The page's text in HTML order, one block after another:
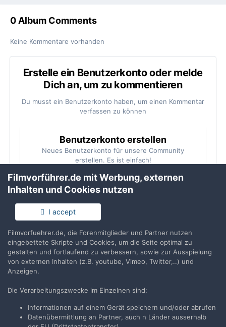
0 Album Comments
Keine Kommentare vorhanden
Erstelle ein Benutzerkonto oder melde
Dich an, um zu kommentieren
Du musst ein Benutzerkonto haben, um einen Kommentar
verfassen zu können
Benutzerkonto erstellen
Neues Benutzerkonto für unsere Community
erstellen. Es ist einfach!
Neues Benutzerkonto erstellen
Anmelden
an.
Jetzt anmelden
Filmvorführer.de mit Werbung, externen
Inhalten und Cookies nutzen
I accept
Filmvorfuehrer.de, die Forenmitglieder und Partner nutzen
eingebettete Skripte und Cookies, um die Seite optimal zu
gestalten und fortlaufend zu verbessern, sowie zur Ausspielung
von externen Inhalten (z.B. youtube, Vimeo, Twitter,..) und
Anzeigen.
Die Verarbeitungszwecke im Einzelnen sind:
Informationen auf einem Gerät speichern und/oder abrufen
Datenübermittlung an Partner, auch n Länder ausserhalb